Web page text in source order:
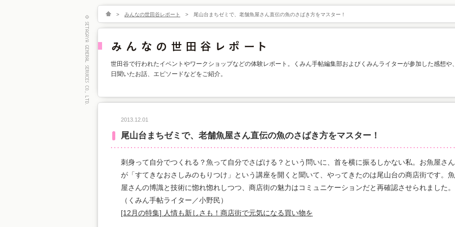
> みんなの世田谷レポート > 尾山台まちゼミで、老舗魚屋さん直伝の魚のさばき方をマスター！
世田谷で行われたイベントやワークショップなどの体験レポート。くみん手帖編集部およびくみんライターが参加した感想や
日聞いたお話、エピソードなどをご紹介。
2013.12.01
尾山台まちゼミで、老舗魚屋さん直伝の魚のさばき方をマスター！
刺身って自分でつくれる？魚って自分でさばける？という問いに、首を横に振るしかない私。お魚屋さん
が「すてきなおさしみのもりつけ」という講座を開くと聞いて、やってきたのは尾山台の商店街です。魚
屋さんの博識と技術に惚れ惚れしつつ、商店街の魅力はコミュニケーションだと再確認させられました。
（くみん手帖ライター／小野民）
[12月の特集] 人情も新しさも！商店街で元気になる買い物を